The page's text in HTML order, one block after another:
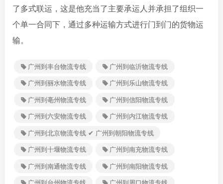
了多式联运，这是他充当了主要承运人并承担了组织一
个单一合同下，通过多种运输方式进行门到门的货物运
输。
广州到丰台物流专线
广州到临沂物流专线
广州到丽水物流专线
广州到乐山物流专线
广州到亳州物流专线
广州到信阳物流专线
广州到六安物流专线
广州到内江物流专线
广州到北京物流专线 ✔ 广州到朝阳物流专线
广州到十堰物流专线
广州到南充物流专线
广州到南通物流专线
广州到南阳物流专线